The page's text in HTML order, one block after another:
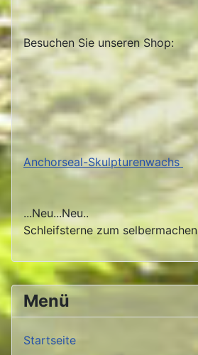
Menü
Startseite
Besuchen Sie unseren Shop:
Anchorseal-Skulpturenwachs
...Neu...Neu..
Schleifsterne zum selbermachen